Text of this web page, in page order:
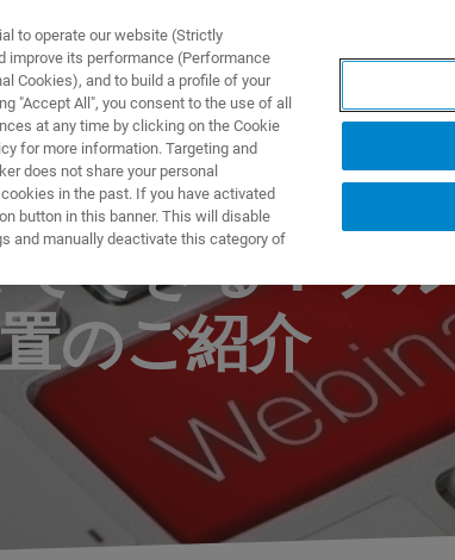
ANWENDUNGEN SERVICE
できる！ブル
のご紹介
to operate our website (Strictly
improve its performance (Performance
Cookies), and to build a profile of your
"Accept All", you consent to the use of all
at any time by clicking on the Cookie
for more information. Targeting and
does not share your personal
in the past. If you have activated
button in this banner. This will disable
and manually deactivate this category of